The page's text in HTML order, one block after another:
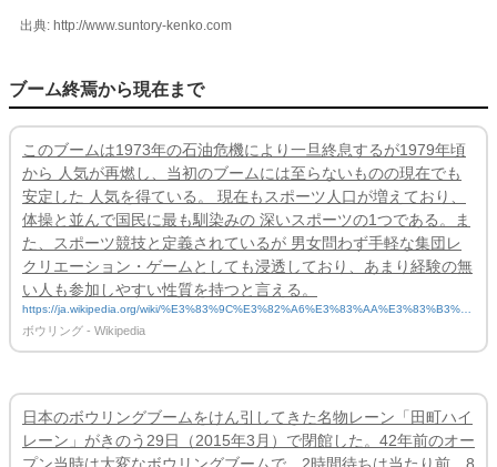
出典: http://www.suntory-kenko.com
ブーム終焉から現在まで
このブームは1973年の石油危機により一旦終息するが1979年頃
から 人気が再燃し、当初のブームには至らないものの現在でも
安定した 人気を得ている。 現在もスポーツ人口が増えており、
体操と並んで国民に最も馴染みの 深いスポーツの1つである。ま
た、スポーツ競技と定義されているが 男女問わず手軽な集団レ
クリエーション・ゲームとしても浸透しており、あまり経験の無
い人も参加しやすい性質を持つと言える。
https://ja.wikipedia.org/wiki/%E3%83%9C%E3%82%A6%E3%83%AA%E3%83%B3%E
3%82%B0
ボウリング - Wikipedia
日本のボウリングブームをけん引してきた名物レーン「田町ハイ
レーン」がきのう29日（2015年3月）で閉館した。42年前のオー